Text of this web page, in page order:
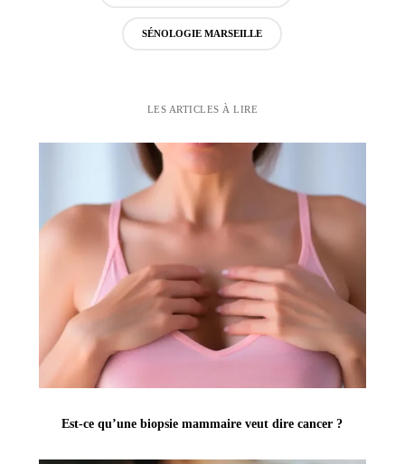
SÉNOLOGIE MARSEILLE
LES ARTICLES À LIRE
Est-ce qu’une biopsie mammaire veut dire cancer ?